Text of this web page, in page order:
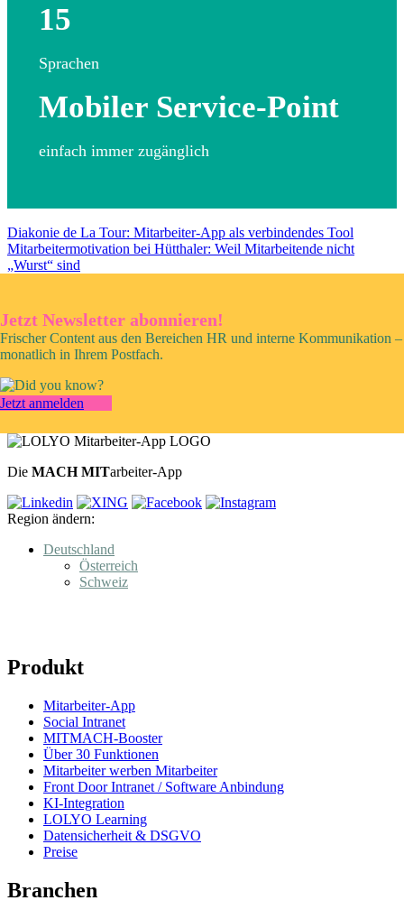
15
Sprachen
Mobiler Service-Point
einfach immer zugänglich
Diakonie de La Tour: Mitarbeiter-App als verbindendes Tool
Mitarbeitermotivation bei Hütthaler: Weil Mitarbeitende nicht
„Wurst“ sind
Jetzt Newsletter abonnieren!
Frischer Content aus den Bereichen HR und interne Kommunikation –
monatlich in Ihrem Postfach.
Jetzt anmelden
Die MACH MITarbeiter-App
Region ändern:
Deutschland
Österreich
Schweiz
Produkt
Mitarbeiter-App
Social Intranet
MITMACH-Booster
Über 30 Funktionen
Mitarbeiter werben Mitarbeiter
Front Door Intranet / Software Anbindung
KI-Integration
LOLYO Learning
Datensicherheit & DSGVO
Preise
Branchen